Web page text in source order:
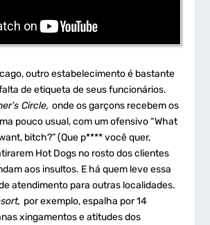
outro estabelecimento é bastante
de etiqueta de seus funcionários.
Circle,onde os garçons recebem os
pouco usual, com um ofensivo “What
bitch?” (Que p**** você quer,
Hot Dogs no rosto dos clientes
aos insultos. E há quem leve essa
atendimento para outras localidades.
por exemplo, espalha por 14
xingamentos e atitudes dos